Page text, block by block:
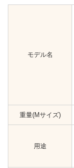
モデル名
重量(Mサイズ)
用途